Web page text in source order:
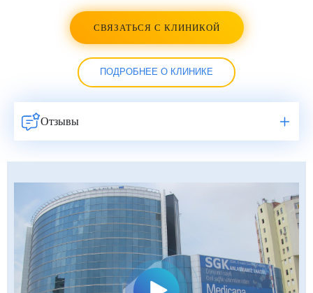
СВЯЗАТЬСЯ С КЛИНИКОЙ
ПОДРОБНЕЕ О КЛИНИКЕ
Отзывы